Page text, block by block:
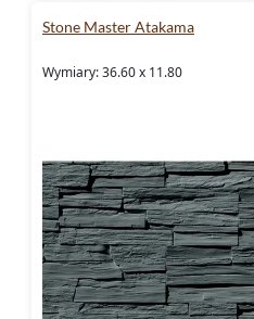
Stone Master Atakama
Wymiary: 36.60 x 11.80